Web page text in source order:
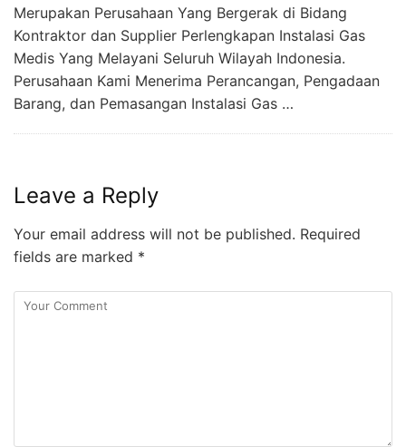
Merupakan Perusahaan Yang Bergerak di Bidang
Kontraktor dan Supplier Perlengkapan Instalasi Gas
Medis Yang Melayani Seluruh Wilayah Indonesia.
Perusahaan Kami Menerima Perancangan, Pengadaan
Barang, dan Pemasangan Instalasi Gas …
Leave a Reply
Your email address will not be published. Required
fields are marked *